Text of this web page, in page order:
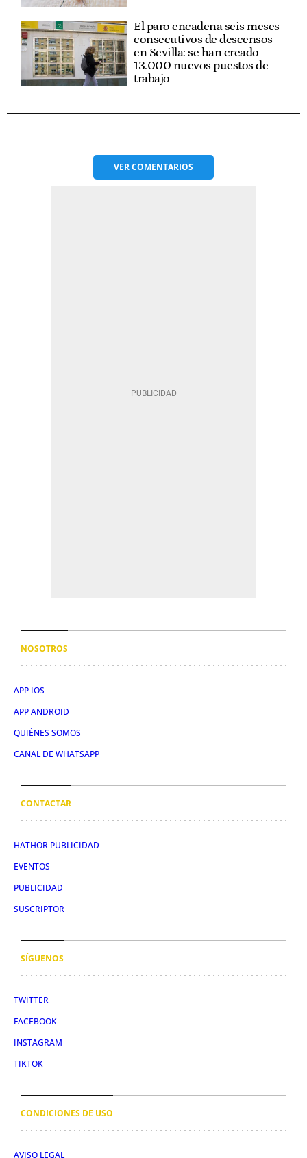
El paro encadena seis meses
consecutivos de descensos
en Sevilla: se han creado
13.000 nuevos puestos de
trabajo
VERCOMENTARIOS
NOSOTROS
APP IOS
APP ANDROID
QUIÉNES SOMOS
CANAL DE WHATSAPP
CONTACTAR
HATHOR PUBLICIDAD
EVENTOS
PUBLICIDAD
SUSCRIPTOR
SÍGUENOS
TWITTER
FACEBOOK
INSTAGRAM
TIKTOK
CONDICIONES DE USO
AVISO LEGAL